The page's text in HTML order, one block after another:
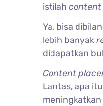
istilah content
Ya, bisa
lebih banyak
didapatkan
Content
Lantas, apa itu